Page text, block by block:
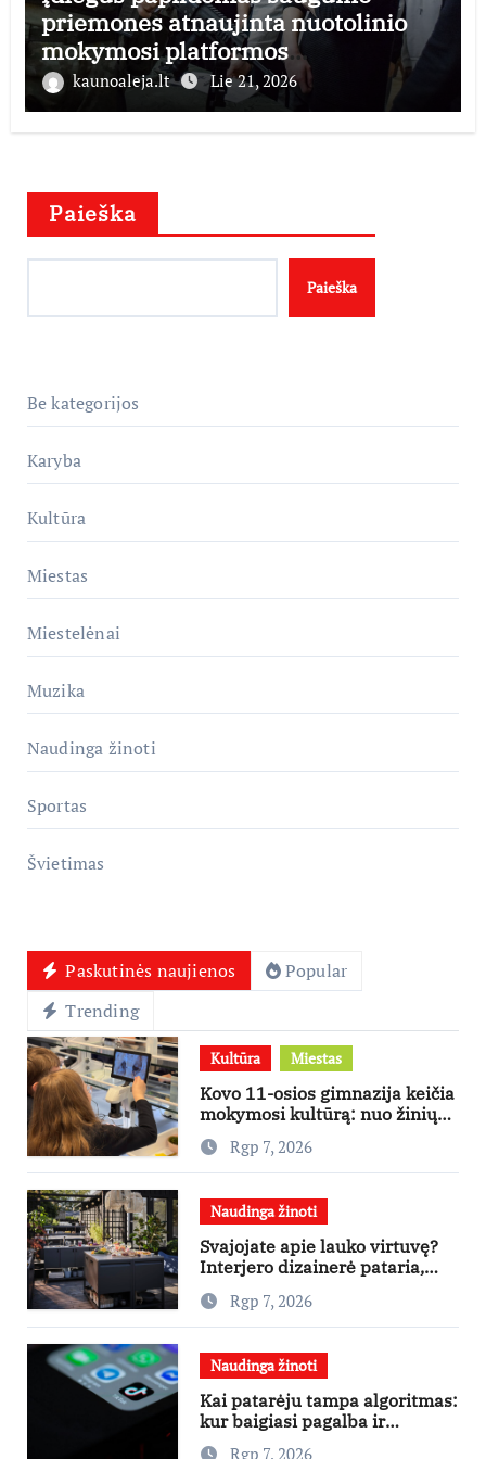
priemones atnaujinta nuotolinio
mokymosi platformos
mobilizacijosmokykla.lt veikla
kaunoaleja.lt Lie 21, 2026
Paieška
Paieška
Be kategorijos
Karyba
Kultūra
Miestas
Miestelėnai
Muzika
Naudinga žinoti
Sportas
Švietimas
Paskutinės naujienos
Popular
Trending
Kultūra Miestas
Kovo 11-osios gimnazija keičia
mokymosi kultūrą: nuo žinių
kaupimo – prie jų supratimo ir
taikymo
Rgp 7, 2026
Naudinga žinoti
Svajojate apie lauko virtuvę?
Interjero dizainerė pataria,
nuo ko pradėti
Rgp 7, 2026
Naudinga žinoti
Kai patarėju tampa algoritmas:
kur baigiasi pagalba ir
prasideda reklama?
Rgp 7, 2026